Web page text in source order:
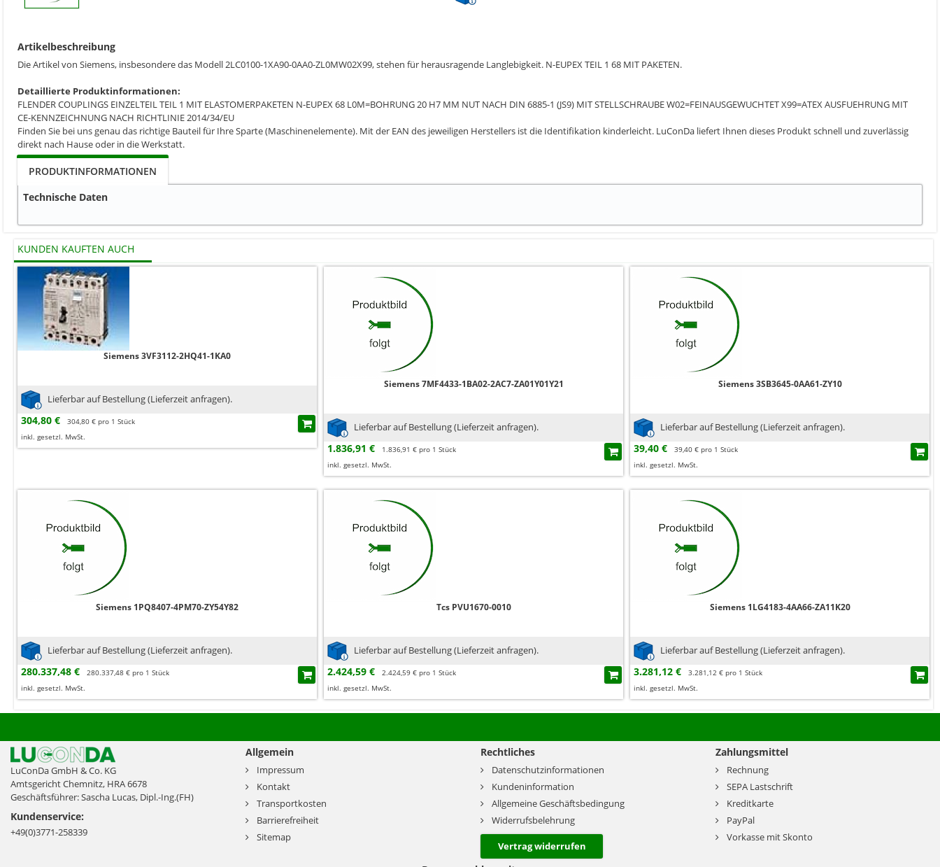
Artikelbeschreibung
Die Artikel von Siemens, insbesondere das Modell 2LC0100-1XA90-0AA0-ZL0MW02X99, stehen für herausragende Langlebigkeit. N-EUPEX TEIL 1 68 MIT PAKETEN.
Detaillierte Produktinformationen:
FLENDER COUPLINGS EINZELTEIL TEIL 1 MIT ELASTOMERPAKETEN N-EUPEX 68 L0M=BOHRUNG 20 H7 MM NUT NACH DIN 6885-1 (JS9) MIT STELLSCHRAUBE W02=FEINAUSGEWUCHTET X99=ATEX AUSFUEHRUNG MIT
CE-KENNZEICHNUNG NACH RICHTLINIE 2014/34/EU
Finden Sie bei uns genau das richtige Bauteil für Ihre Sparte (Maschinenelemente). Mit der EAN des jeweiligen Herstellers ist die Identifikation kinderleicht. LuConDa liefert Ihnen dieses Produkt schnell und zuverlässig
direkt nach Hause oder in die Werkstatt.
PRODUKTINFORMATIONEN
Technische Daten
KUNDEN KAUFTEN AUCH
Siemens 3VF3112-2HQ41-1KA0
Lieferbar auf Bestellung (Lieferzeit anfragen).
304,80 €
304,80 € pro 1 Stück
inkl. gesetzl. MwSt.
Siemens 7MF4433-1BA02-2AC7-ZA01Y01Y21
Lieferbar auf Bestellung (Lieferzeit anfragen).
1.836,91 €
1.836,91 € pro 1 Stück
inkl. gesetzl. MwSt.
Siemens 3SB3645-0AA61-ZY10
Lieferbar auf Bestellung (Lieferzeit anfragen).
39,40 €
39,40 € pro 1 Stück
inkl. gesetzl. MwSt.
Siemens 1PQ8407-4PM70-ZY54Y82
Lieferbar auf Bestellung (Lieferzeit anfragen).
280.337,48 €
280.337,48 € pro 1 Stück
inkl. gesetzl. MwSt.
Tcs PVU1670-0010
Lieferbar auf Bestellung (Lieferzeit anfragen).
2.424,59 €
2.424,59 € pro 1 Stück
inkl. gesetzl. MwSt.
Siemens 1LG4183-4AA66-ZA11K20
Lieferbar auf Bestellung (Lieferzeit anfragen).
3.281,12 €
3.281,12 € pro 1 Stück
inkl. gesetzl. MwSt.
LuConDa GmbH & Co. KG
Amtsgericht Chemnitz, HRA 6678
Geschäftsführer: Sascha Lucas, Dipl.-Ing.(FH)
Kundenservice:
+49(0)3771-258339
Allgemein
Impressum
Kontakt
Transportkosten
Barrierefreiheit
Sitemap
Rechtliches
Datenschutzinformationen
Kundeninformation
Allgemeine Geschäftsbedingung
Widerrufsbelehrung
Vertrag widerrufen
Zahlungsmittel
Rechnung
SEPA Lastschrift
Kreditkarte
PayPal
Vorkasse mit Skonto